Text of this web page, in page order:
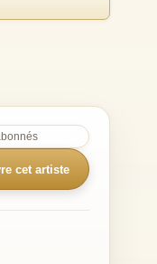
cet artiste